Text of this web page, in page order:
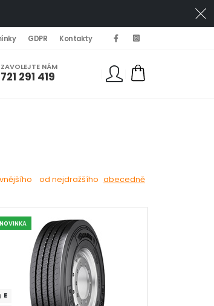
GDPR Kontakty
ZAVOLEJTE NÁM
721 291 419
od nejdražšího abecedně
NOVINKA
E